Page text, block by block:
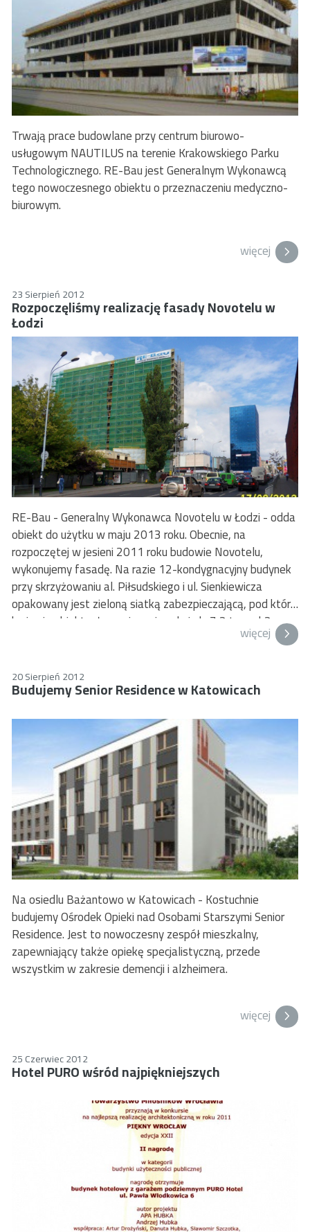
Trwają prace budowlane przy centrum biurowo-
usługowym NAUTILUS na terenie Krakowskiego Parku
Technologicznego. RE-Bau jest Generalnym Wykonawcą
tego nowoczesnego obiektu o przeznaczeniu medyczno-
biurowym.
więcej
23 Sierpień 2012
Rozpoczęliśmy realizację fasady Novotelu w
Łodzi
RE-Bau - Generalny Wykonawca Novotelu w Łodzi - odda
obiekt do użytku w maju 2013 roku. Obecnie, na
rozpoczętej w jesieni 2011 roku budowie Novotelu,
wykonujemy fasadę. Na razie 12-kondygnacyjny budynek
przy skrzyżowaniu al. Piłsudskiego i ul. Sienkiewicza
opakowany jest zieloną siatką zabezpieczającą, pod którą
kryje się obiekt o łącznej powierzchni ok. 7,2 tys. mk2.
więcej
20 Sierpień 2012
Budujemy Senior Residence w Katowicach
Na osiedlu Bażantowo w Katowicach - Kostuchnie
budujemy Ośrodek Opieki nad Osobami Starszymi Senior
Residence. Jest to nowoczesny zespół mieszkalny,
zapewniający także opiekę specjalistyczną, przede
wszystkim w zakresie demencji i alzheimera.
więcej
25 Czerwiec 2012
Hotel PURO wśród najpiękniejszych